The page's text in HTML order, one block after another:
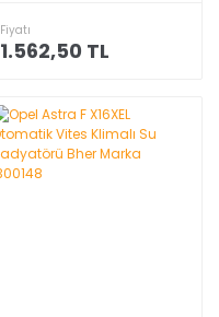
Fiyatı
1.562,50 TL